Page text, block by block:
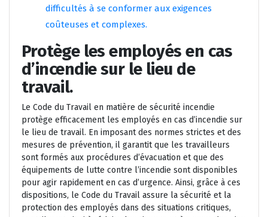
difficultés à se conformer aux exigences
coûteuses et complexes.
Protège les employés en cas
d’incendie sur le lieu de
travail.
Le Code du Travail en matière de sécurité incendie
protège efficacement les employés en cas d’incendie sur
le lieu de travail. En imposant des normes strictes et des
mesures de prévention, il garantit que les travailleurs
sont formés aux procédures d’évacuation et que des
équipements de lutte contre l’incendie sont disponibles
pour agir rapidement en cas d’urgence. Ainsi, grâce à ces
dispositions, le Code du Travail assure la sécurité et la
protection des employés dans des situations critiques,